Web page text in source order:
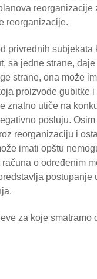
reorganizacije
reorganizacije.
privrednih subjekata
sa jedne strane,
strane, ona može
proizvode gubitke
znatno utiče na
posluju.
reorganizaciju i
imati opštu
o određenim
postupanje
za koje smatramo